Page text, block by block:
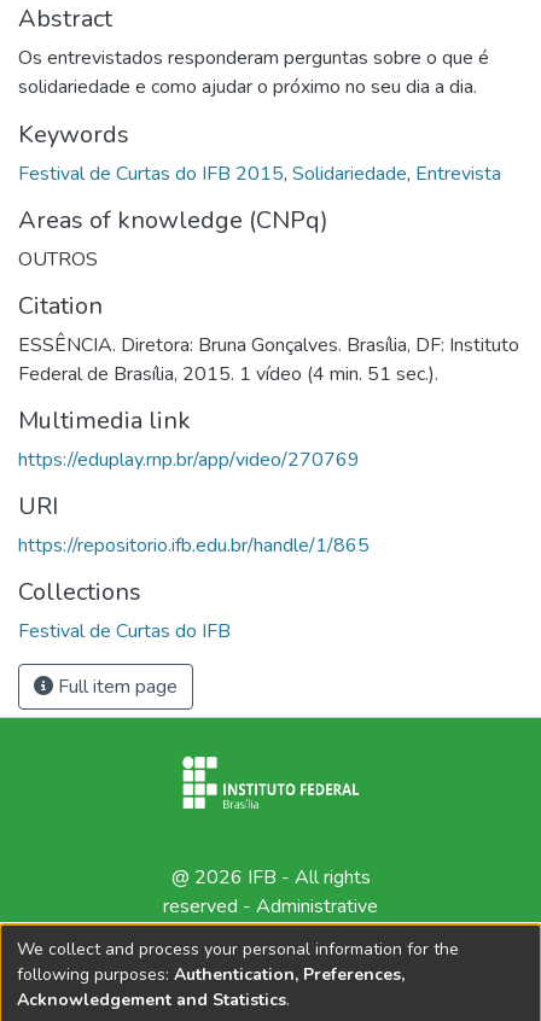
Abstract
Os entrevistados responderam perguntas sobre o que é
solidariedade e como ajudar o próximo no seu dia a dia.
Keywords
Festival de Curtas do IFB 2015, Solidariedade, Entrevista
Areas of knowledge (CNPq)
OUTROS
Citation
ESSÊNCIA. Diretora: Bruna Gonçalves. Brasília, DF: Instituto
Federal de Brasília, 2015. 1 vídeo (4 min. 51 sec.).
Multimedia link
https://eduplay.rnp.br/app/video/270769
URI
https://repositorio.ifb.edu.br/handle/1/865
Collections
Festival de Curtas do IFB
Full item page
@ 2026 IFB - All rights
reserved - Administrative
We collect and process your personal information for the
following purposes: Authentication, Preferences,
Acknowledgement and Statistics.